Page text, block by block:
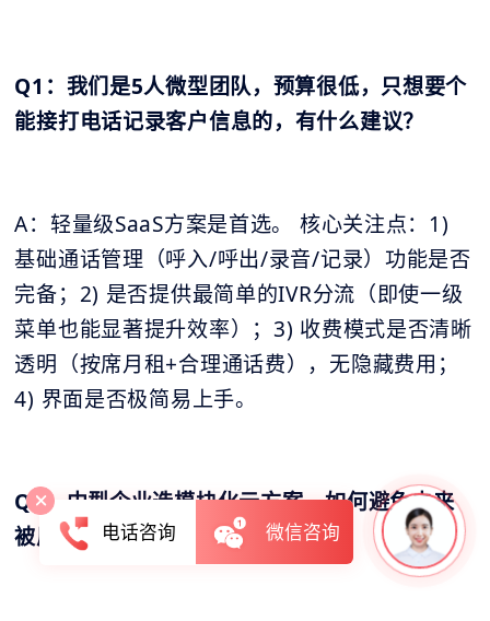
Q1：我们是5人微型团队，预算很低，只想要个
能接打电话记录客户信息的，有什么建议？
A：轻量级SaaS方案是首选。 核心关注点：1)
基础通话管理（呼入/呼出/录音/记录）功能是否
完备；2) 是否提供最简单的IVR分流（即使一级
菜单也能显著提升效率）；3) 收费模式是否清晰
透明（按席月租+合理通话费），无隐藏费用；
4) 界面是否极简易上手。
Q2：中型企业选模块化云方案，如何避免未来
被厂商“功能捆绑”加价？
电话咨询 微信咨询